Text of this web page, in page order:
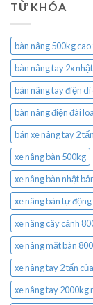
TỪ KHÓA
bàn nâng 500kg
bàn nâng tay 2x
bàn nâng tay điện
bàn nâng điện đài
bán xe nâng tay 2 tấn
xe nâng bàn 500kg
xe nâng bàn nhật
xe nâng bán tự
xe nâng cây cảnh
xe nâng mặt bàn
xe nâng tay 2 tấn
xe nâng tay 2000kg